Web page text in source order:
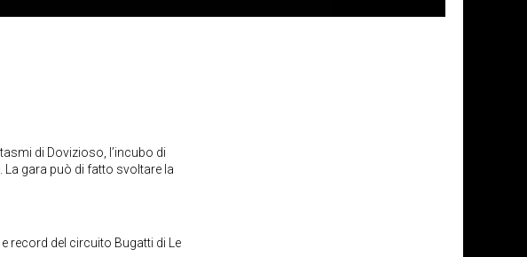
di Dovizioso, l’incubo di
La gara può di fatto svoltare la
record del circuito Bugatti di Le